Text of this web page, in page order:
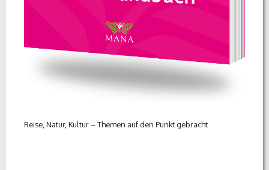
Reise, Natur, Kultur – Themen auf den Punkt gebracht